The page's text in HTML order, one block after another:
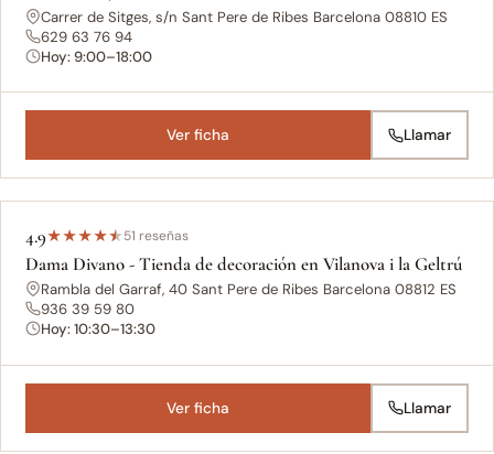
Carrer de Sitges, s/n Sant Pere de Ribes Barcelona 08810 ES
629 63 76 94
Hoy: 9:00–18:00
Ver ficha Llamar
4.9★★★★★51 reseñas
Dama Divano - Tienda de decoración en Vilanova i la Geltrú
Rambla del Garraf, 40 Sant Pere de Ribes Barcelona 08812 ES
936 39 59 80
Hoy: 10:30–13:30
Ver ficha Llamar